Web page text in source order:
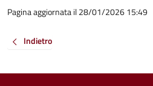
Pagina aggiornata il 28/01/2026 15:49
Indietro